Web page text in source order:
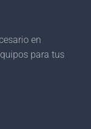
en
para tus